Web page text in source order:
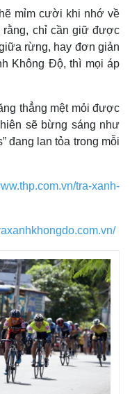
Nam
tích
mỉm cười khi nhớ về
rằng, chỉ cần giữ được
rừng, hay đơn giản
Không Độ, thì mọi áp
thẳng mệt mỏi được
sẽ bừng sáng như
đang lan tỏa trong mỗi
tra-xanh-